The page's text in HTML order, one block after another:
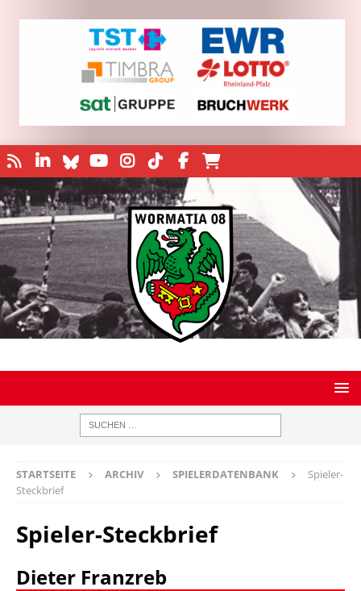
STARTSEITE ARCHIV SPIELERDATENBANK
Spieler-
Steckbrief
Spieler-Steckbrief
Dieter Franzreb